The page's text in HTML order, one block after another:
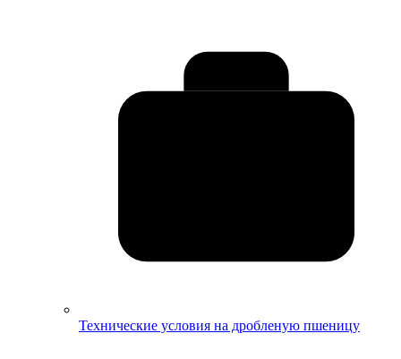
Технические условия на дробленую пшеницу